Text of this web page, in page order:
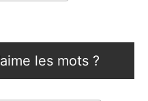
les mots ?